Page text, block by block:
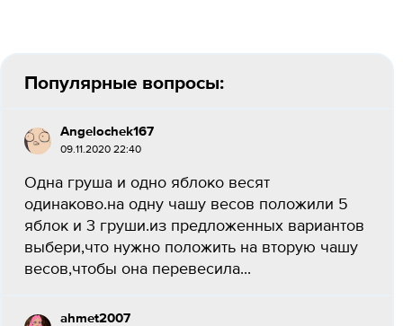
Популярные вопросы:
Angelochek167
09.11.2020 22:40
Одна груша и одно яблоко весят
одинаково.на одну чашу весов положили 5
яблок и 3 груши.из предложенных вариантов
выбери,что нужно положить на вторую чашу
весов,чтобы она перевесила...
ahmet2007